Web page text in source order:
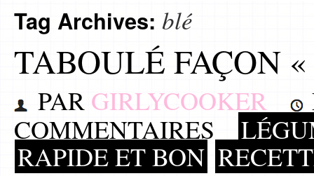
Tag Archives: blé
TABOULÉ FAÇON
PAR GIRLYCOOKER
COMMENTAIRES
RAPIDE ET BON